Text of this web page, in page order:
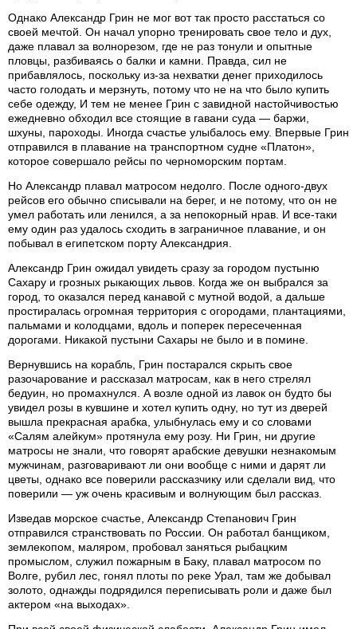
Однако Александр Грин не мог вот так просто расстаться со
своей мечтой. Он начал упорно тренировать свое тело и дух,
даже плавал за волнорезом, где не раз тонули и опытные
пловцы, разбиваясь о балки и камни. Правда, сил не
прибавлялось, поскольку из-за нехватки денег приходилось
часто голодать и мерзнуть, потому что не на что было купить
себе одежду, И тем не менее Грин с завидной настойчивостью
ежедневно обходил все стоящие в гавани суда — баржи,
шхуны, пароходы. Иногда счастье улыбалось ему. Впервые Грин
отправился в плавание на транспортном судне «Платон»,
которое совершало рейсы по черноморским портам.
Но Александр плавал матросом недолго. После одного-двух
рейсов его обычно списывали на берег, и не потому, что он не
умел работать или ленился, а за непокорный нрав. И все-таки
ему один раз удалось сходить в заграничное плавание, и он
побывал в египетском порту Александрия.
Александр Грин ожидал увидеть сразу за городом пустыню
Сахару и грозных рыкающих львов. Когда же он выбрался за
город, то оказался перед канавой с мутной водой, а дальше
простиралась огромная территория с огородами, плантациями,
пальмами и колодцами, вдоль и поперек пересеченная
дорогами. Никакой пустыни Сахары не было и в помине.
Вернувшись на корабль, Грин постарался скрыть свое
разочарование и рассказал матросам, как в него стрелял
бедуин, но промахнулся. А возле одной из лавок он будто бы
увидел розы в кувшине и хотел купить одну, но тут из дверей
вышла прекрасная арабка, улыбнулась ему и со словами
«Салям алейкум» протянула ему розу. Ни Грин, ни другие
матросы не знали, что говорят арабские девушки незнакомым
мужчинам, разговаривают ли они вообще с ними и дарят ли
цветы, однако все поверили рассказчику или сделали вид, что
поверили — уж очень красивым и волнующим был рассказ.
Изведав морское счастье, Александр Степанович Грин
отправился странствовать по России. Он работал банщиком,
землекопом, маляром, пробовал заняться рыбацким
промыслом, служил пожарным в Баку, плавал матросом по
Волге, рубил лес, гонял плоты по реке Урал, там же добывал
золото, однажды подрядился переписывать роли и даже был
актером «на выходах».